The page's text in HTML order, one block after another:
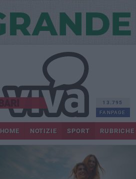
13.795
FANPAGE
HOME NOTIZIE SPORT RUBRICHE